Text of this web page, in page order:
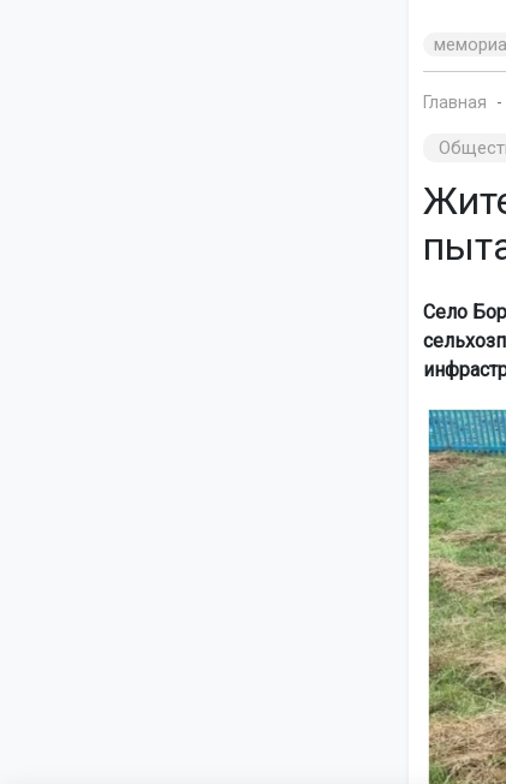
Главная
Село